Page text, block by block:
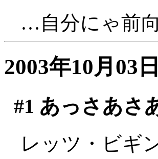
…自分にゃ前
2003年10月03
#1 あっさあさ
レッツ・ビギ